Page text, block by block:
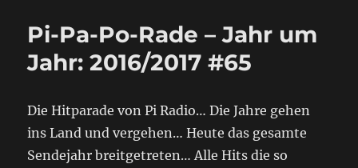
Pi-Pa-Po-Rade – Jahr um
Jahr: 2016/2017 #65
Die Hitparade von Pi Radio… Die Jahre gehen
ins Land und vergehen… Heute das gesamte
Sendejahr breitgetreten… Alle Hits die so